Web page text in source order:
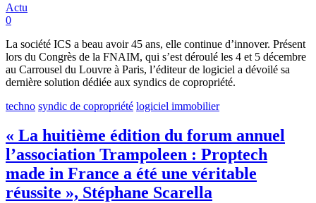
Actu
0
La société ICS a beau avoir 45 ans, elle continue d’innover. Présent
lors du Congrès de la FNAIM, qui s’est déroulé les 4 et 5 décembre
au Carrousel du Louvre à Paris, l’éditeur de logiciel a dévoilé sa
dernière solution dédiée aux syndics de copropriété.
techno syndic de copropriété logiciel immobilier
« La huitième édition du forum annuel
l’association Trampoleen : Proptech
made in France a été une véritable
réussite », Stéphane Scarella